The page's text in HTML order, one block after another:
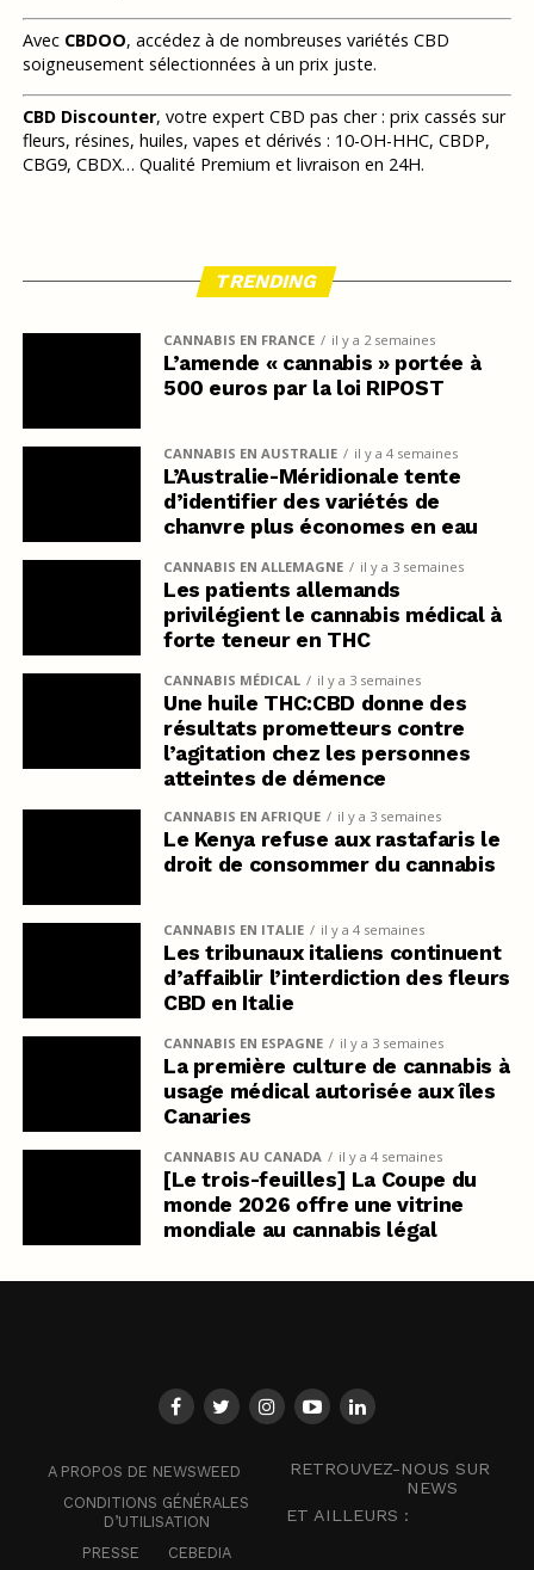
Avec CBDOO, accédez à de nombreuses variétés CBD
soigneusement sélectionnées à un prix juste.
CBD Discounter, votre expert CBD pas cher : prix cassés sur
fleurs, résines, huiles, vapes et dérivés : 10-OH-HHC, CBDP,
CBG9, CBDX… Qualité Premium et livraison en 24H.
TRENDING
CANNABIS EN FRANCE il y a 2 semaines
L’amende « cannabis » portée à
500 euros par la loi RIPOST
CANNABIS EN AUSTRALIE il y a 4 semaines
L’Australie-Méridionale tente
d’identifier des variétés de
chanvre plus économes en eau
CANNABIS EN ALLEMAGNE il y a 3 semaines
Les patients allemands
privilégient le cannabis médical à
forte teneur en THC
CANNABIS MÉDICAL il y a 3 semaines
Une huile THC:CBD donne des
résultats prometteurs contre
l’agitation chez les personnes
atteintes de démence
CANNABIS EN AFRIQUE il y a 3 semaines
Le Kenya refuse aux rastafaris le
droit de consommer du cannabis
CANNABIS EN ITALIE il y a 4 semaines
Les tribunaux italiens continuent
d’affaiblir l’interdiction des fleurs
CBD en Italie
CANNABIS EN ESPAGNE il y a 3 semaines
La première culture de cannabis à
usage médical autorisée aux îles
Canaries
CANNABIS AU CANADA il y a 4 semaines
[Le trois-feuilles] La Coupe du
monde 2026 offre une vitrine
mondiale au cannabis légal
A PROPOS DE NEWSWEED
CONDITIONS GÉNÉRALES
D’UTILISATION
PRESSE
CEBEDIA
RETROUVEZ-NOUS SUR
NEWS
ET AILLEURS :